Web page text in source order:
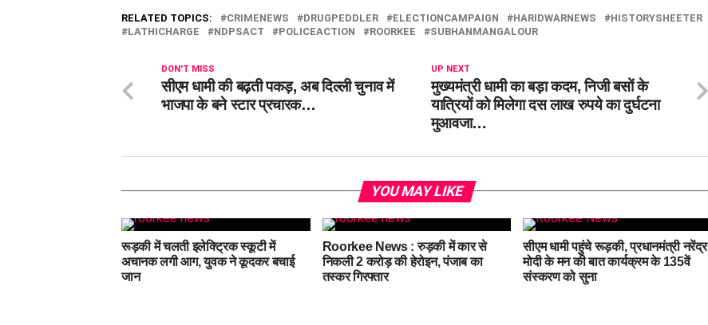
RELATED TOPICS: CRIMENEWS DRUGPEDDLER ELECTIONCAMPAIGN HARIDWARNEWS
HISTORYSHEETER
LATHICHARGE
NDPSACT POLICEACTION ROORKEE SUBHANMANGALOUR
UP NEXT
मुख्यमंत्री धामी का बड़ा कदम, निजी बसों के
यात्रियों को मिलेगा दस लाख रुपये का दुर्घटना
मुआवजा…
DON'T MISS
सीएम धामी की बढ़ती पकड़, अब दिल्ली चुनाव में
भाजपा के बने स्टार प्रचारक…
YOU MAY LIKE
रूड़की में चलती इलेक्ट्रिक स्कूटी में
अचानक लगी आग, युवक ने कूदकर बचाई
जान
Roorkee News : रुड़की में कार से
निकली 2 करोड़ की हेरोइन, पंजाब का
तस्कर गिरफ्तार
सीएम धामी पहुंचे रूड़की, प्रधानमंत्री नरेंद्र
मोदी के मन की बात कार्यक्रम के 135वें
संस्करण को सुना